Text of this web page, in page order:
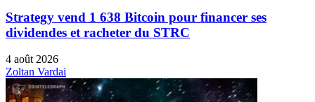
Strategy vend 1 638 Bitcoin pour financer ses
dividendes et racheter du STRC
4 août 2026
Zoltan Vardai